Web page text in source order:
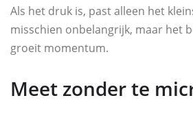
Als het druk is, past alleen het
misschien onbelangrijk, maar het
groeit momentum.
Meet zonder te